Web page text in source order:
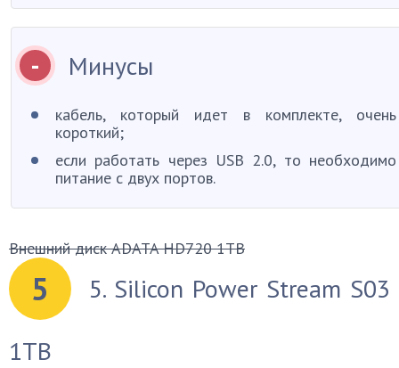
Минусы
кабель, который идет в комплекте, очень
короткий;
если работать через USB 2.0, то необходимо
питание с двух портов.
Внешний диск ADATA HD720 1TB
5
5. Silicon Power Stream S03
1TB